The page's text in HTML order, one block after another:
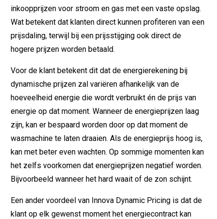
inkoopprijzen voor stroom en gas met een vaste opslag.
Wat betekent dat klanten direct kunnen profiteren van een
prijsdaling, terwijl bij een prijsstijging ook direct de
hogere prijzen worden betaald.
Voor de klant betekent dit dat de energierekening bij
dynamische prijzen zal variëren afhankelijk van de
hoeveelheid energie die wordt verbruikt én de prijs van
energie op dat moment. Wanneer de energieprijzen laag
zijn, kan er bespaard worden door op dat moment de
wasmachine te laten draaien. Als de energieprijs hoog is,
kan met beter even wachten. Op sommige momenten kan
het zelfs voorkomen dat energieprijzen negatief worden.
Bijvoorbeeld wanneer het hard waait of de zon schijnt.
Een ander voordeel van Innova Dynamic Pricing is dat de
klant op elk gewenst moment het energiecontract kan